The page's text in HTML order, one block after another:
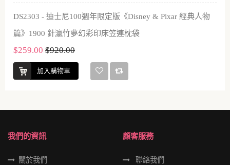
DS2303 - 迪士尼100週年限定版《Disney & Pixar 經典人物
篇》1900 針瀛竹夢幻彩印床笠連枕袋
$259.00 $920.00
加入購物車
我們的資訊
關於我們
顧客服務
聯絡我們